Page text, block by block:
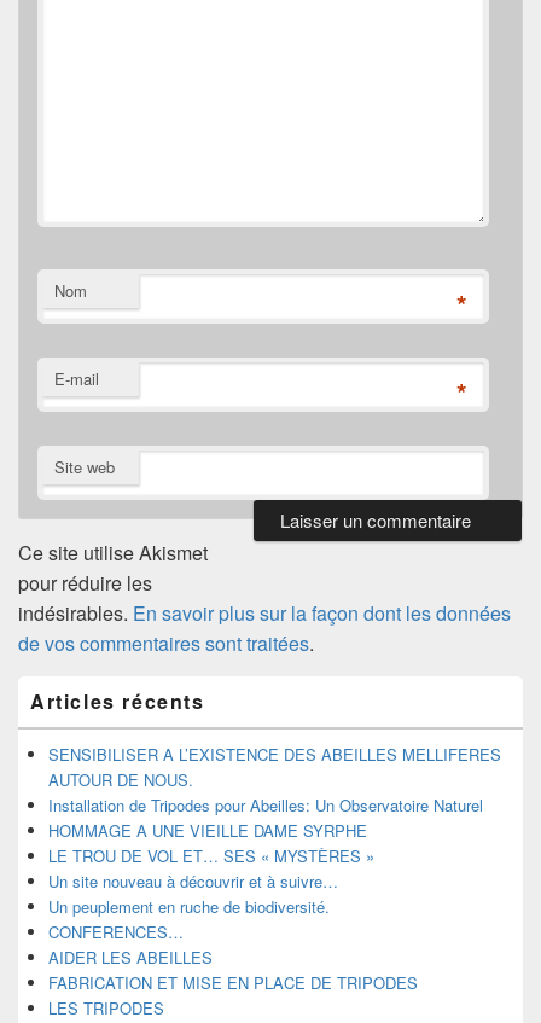
Nom *
E-mail *
Site web
Ce site utilise Akismet
pour réduire les
indésirables. En savoir plus sur la façon dont les données
de vos commentaires sont traitées.
principale
de
widget
barre
latérale
Articles récents
SENSIBILISER A L’EXISTENCE DES ABEILLES MELLIFERES
AUTOUR DE NOUS.
Installation de Tripodes pour Abeilles: Un Observatoire Naturel
HOMMAGE A UNE VIEILLE DAME SYRPHE
LE TROU DE VOL ET… SES « MYSTÈRES »
Un site nouveau à découvrir et à suivre…
Un peuplement en ruche de biodiversité.
CONFERENCES…
AIDER LES ABEILLES
FABRICATION ET MISE EN PLACE DE TRIPODES
LES TRIPODES